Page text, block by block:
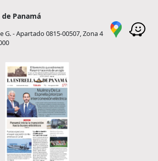
Panamá
G. - Apartado 0815-00507, Zona 4